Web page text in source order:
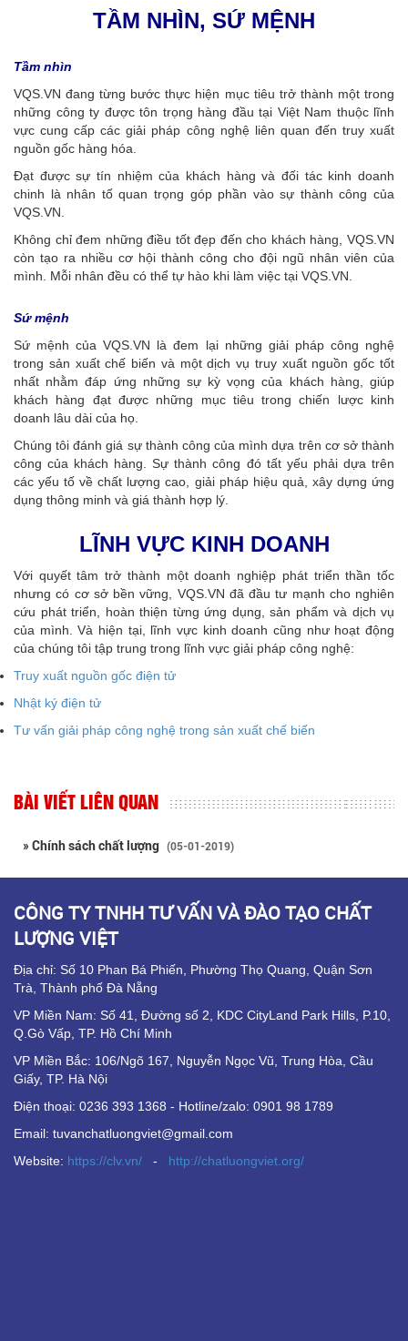
TẦM NHÌN, SỨ MỆNH
Tầm nhìn
VQS.VN đang từng bước thực hiện mục tiêu trở thành một trong
những công ty được tôn trọng hàng đầu tại Việt Nam thuộc lĩnh
vực cung cấp các giải pháp công nghệ liên quan đến truy xuất
nguồn gốc hàng hóa.
Đạt được sự tín nhiệm của khách hàng và đối tác kinh doanh
chinh là nhân tố quan trọng góp phần vào sự thành công của
VQS.VN.
Không chỉ đem những điều tốt đẹp đến cho khách hàng, VQS.VN
còn tạo ra nhiều cơ hội thành công cho đội ngũ nhân viên của
mình. Mỗi nhân đều có thể tự hào khi làm việc tại VQS.VN.
Sứ mệnh
Sứ mệnh của VQS.VN là đem lại những giải pháp công nghệ
trong sản xuất chế biến và một dịch vụ truy xuất nguồn gốc tốt
nhất nhằm đáp ứng những sự kỳ vọng của khách hàng, giúp
khách hàng đạt được những mục tiêu trong chiến lược kinh
doanh lâu dài của họ.
Chúng tôi đánh giá sự thành công của mình dựa trên cơ sở thành
công của khách hàng. Sự thành công đó tất yếu phải dựa trên
các yếu tố về chất lượng cao, giải pháp hiệu quả, xây dựng ứng
dụng thông minh và giá thành hợp lý.
LĨNH VỰC KINH DOANH
Với quyết tâm trở thành một doanh nghiệp phát triển thần tốc
nhưng có cơ sở bền vững, VQS.VN đã đầu tư mạnh cho nghiên
cứu phát triển, hoàn thiện từng ứng dụng, sản phẩm và dịch vụ
của mình. Và hiện tại, lĩnh vực kinh doanh cũng như hoạt động
của chúng tôi tập trung trong lĩnh vực giải pháp công nghệ:
Truy xuất nguồn gốc điện tử
Nhật ký điện tử
Tư vấn giải pháp công nghệ trong sản xuất chế biến
BÀI VIẾT LIÊN QUAN
» Chính sách chất lượng (05-01-2019)
CÔNG TY TNHH TƯ VẤN VÀ ĐÀO TẠO CHẤT
LƯỢNG VIỆT
Địa chỉ: Số 10 Phan Bá Phiến, Phường Thọ Quang, Quận Sơn
Trà, Thành phố Đà Nẵng
VP Miền Nam: Số 41, Đường số 2, KDC CityLand Park Hills, P.10,
Q.Gò Vấp, TP. Hồ Chí Minh
VP Miền Bắc: 106/Ngõ 167, Nguyễn Ngọc Vũ, Trung Hòa, Cầu
Giấy, TP. Hà Nội
Điện thoại: 0236 393 1368 - Hotline/zalo: 0901 98 1789
Email: tuvanchatluongviet@gmail.com
Website: https://clv.vn/ - http://chatluongviet.org/